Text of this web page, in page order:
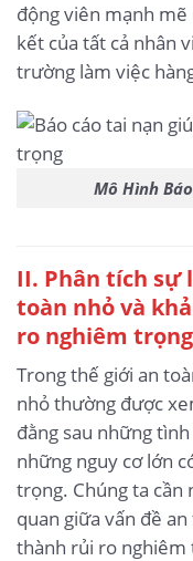
động viên mạnh mẽ
kết của tất cả nhân
trường làm việc
Mô Hình
II. Phân tích sự
toàn nhỏ và
ro nghiêm trọng
Trong thế giới an
nhỏ thường được
đằng sau những
những nguy cơ lớn
trọng. Chúng ta cần
quan giữa vấn đề
thành rủi ro nghiêm